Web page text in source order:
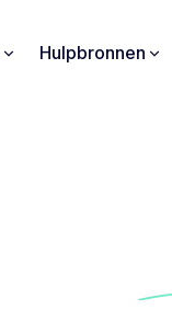
Hulpbronnen